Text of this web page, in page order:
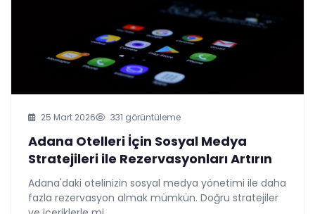
25 Mart 2026 331 görüntüleme
Adana Otelleri İçin Sosyal Medya
Stratejileri ile Rezervasyonları Artırın
Adana'daki otelinizin sosyal medya yönetimi ile daha
fazla rezervasyon almak mümkün. Doğru stratejiler